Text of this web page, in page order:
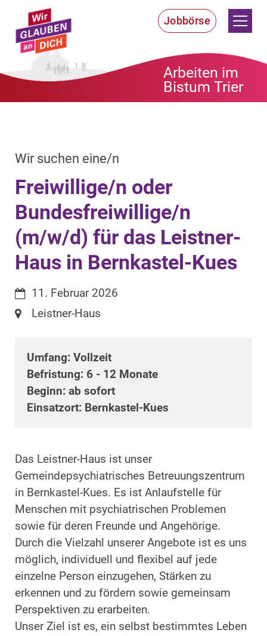
Zum Inhalt springen
Arbeiten im
Bistum Trier
Jobbörse
Wir suchen eine/n
Freiwillige/n oder
Bundesfreiwillige/n
(m/w/d) für das Leistner-
Haus in Bernkastel-Kues
Datum:11. Februar 2026
Ort: Leistner-Haus
Umfang: Vollzeit
Befristung: 6 - 12 Monate
Beginn: ab sofort
Einsatzort: Bernkastel-Kues
Das Leistner-Haus ist unser
Gemeindepsychiatrisches Betreuungszentrum
in Bernkastel-Kues. Es ist Anlaufstelle für
Menschen mit psychiatrischen Problemen
sowie für deren Freunde und Angehörige.
Durch die Vielzahl unserer Angebote ist es uns
möglich, individuell und flexibel auf jede
einzelne Person einzugehen, Stärken zu
erkennen und zu fördern sowie gemeinsam
Perspektiven zu erarbeiten.
Unser Ziel ist es, ein selbst bestimmtes Leben